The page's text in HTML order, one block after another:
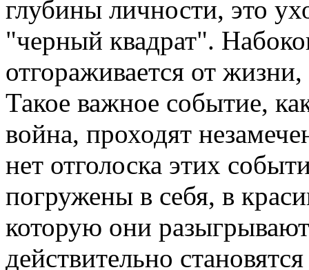
глубины личности, это
"черный квадрат".
отгораживается от
Такое важное событие,
война, проходят
нет отголоска этих
погружены в себя, в
которую они
действительно